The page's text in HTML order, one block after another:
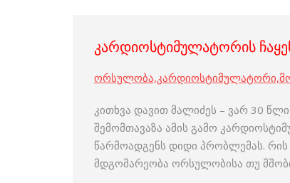
კარდიოსტიმულატორის
კითხვა დავით მალიძეს – ვარ 30
შემომთავაზა ამის გამო
წარმოადგენს დიდი პრობლემას. რის
მდგომარეობა ორსულობისა თუ